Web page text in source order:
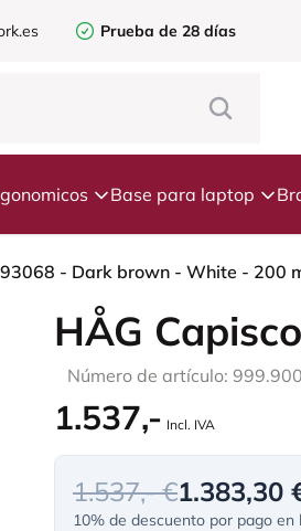
Prueba de 28 días
Base para laptop
- Dark brown - White - 200
HÅG
Número de artículo:
1.537,- Incl. IVA
1.537,- €1.383,30
10% de descuento por pago en